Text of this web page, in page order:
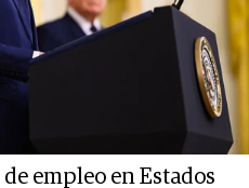
empleo en Estados